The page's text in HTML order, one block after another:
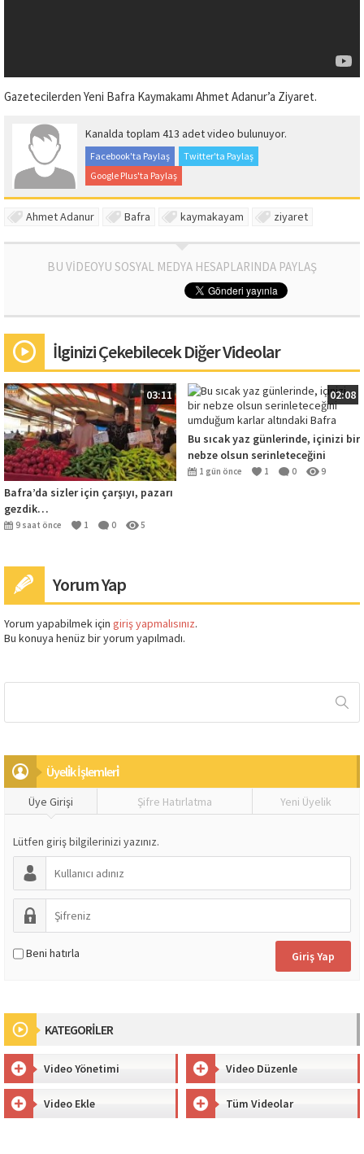
Gazetecilerden Yeni Bafra Kaymakamı Ahmet Adanur’a Ziyaret.
Kanalda toplam 413 adet video bulunuyor.
Facebook'ta Paylaş
Twitter'ta Paylaş
Google Plus'ta Paylaş
Ahmet Adanur Bafra kaymakayam ziyaret
BU VİDEOYU SOSYAL MEDYA HESAPLARINDA PAYLAŞ
İlginizi Çekebilecek Diğer Videolar
03:11
Bafra’da sizler için çarşıyı, pazarı
gezdik…
9 saat önce 1 0 5
02:08
Bu sıcak yaz günlerinde, içinizi bir
nebze olsun serinleteceğini
umduğum karlar altındaki Bafra
1 gün önce 1 0 9
Yorum Yap
Yorum yapabilmek için giriş yapmalısınız.
Bu konuya henüz bir yorum yapılmadı.
Üyeli̇k İşlemleri̇
Üye Girişi Şifre Hatırlatma Yeni Üyelik
Lütfen giriş bilgilerinizi yazınız.
Beni hatırla
KATEGORİLER
Video Yönetimi Video Düzenle
Video Ekle Tüm Videolar